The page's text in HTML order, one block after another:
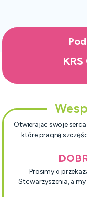
Otwierając swoje
które pragną
Prosimy o
Stowarzyszenia, a